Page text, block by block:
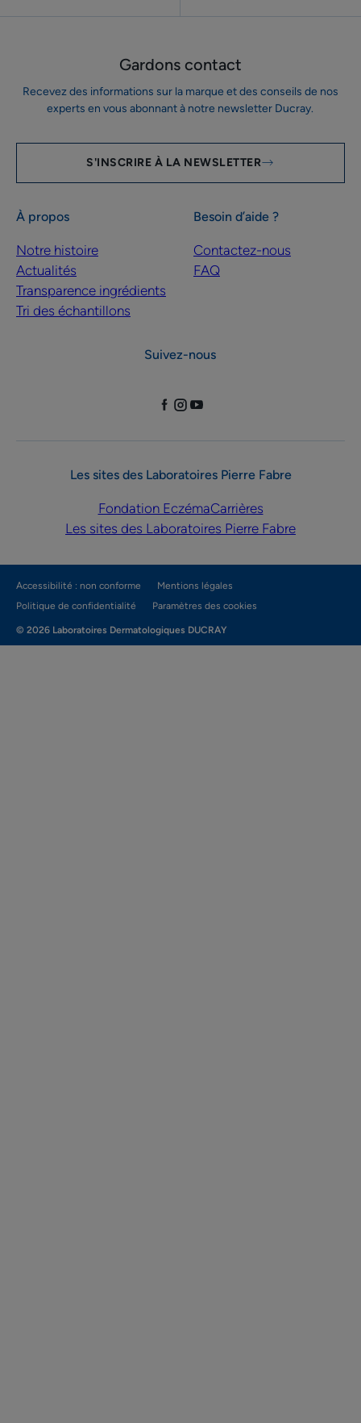
Gardons contact
Recevez des informations sur la marque et des conseils de nos
experts en vous abonnant à notre newsletter Ducray.
S'INSCRIRE À LA NEWSLETTER
À propos
Notre histoire
Actualités
Transparence ingrédients
Tri des échantillons
Besoin d’aide ?
Contactez-nous
FAQ
Suivez-nous
Les sites des Laboratoires Pierre Fabre
Fondation EczémaCarrières
Les sites des Laboratoires Pierre Fabre
Accessibilité : non conforme
Mentions légales
Politique de confidentialité
Paramètres des cookies
© 2026 Laboratoires Dermatologiques DUCRAY